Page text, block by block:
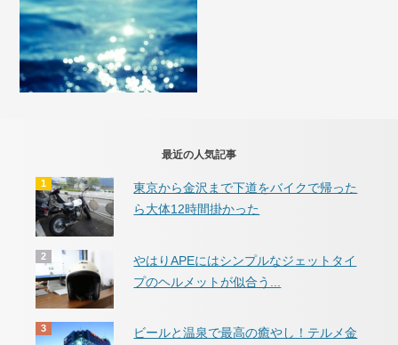
最近の人気記事
東京から金沢まで下道をバイクで帰った
ら大体12時間掛かった
やはりAPEにはシンプルなジェットタイ
プのヘルメットが似合う...
ビールと温泉で最高の癒やし！テルメ金